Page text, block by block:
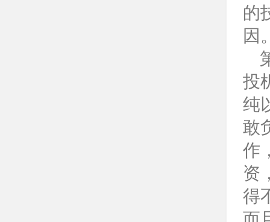
的
因
投
纯
敢
作
资
得